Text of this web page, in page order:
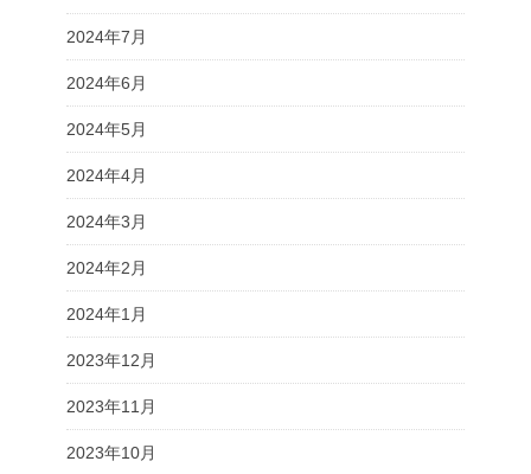
2024年7月
2024年6月
2024年5月
2024年4月
2024年3月
2024年2月
2024年1月
2023年12月
2023年11月
2023年10月